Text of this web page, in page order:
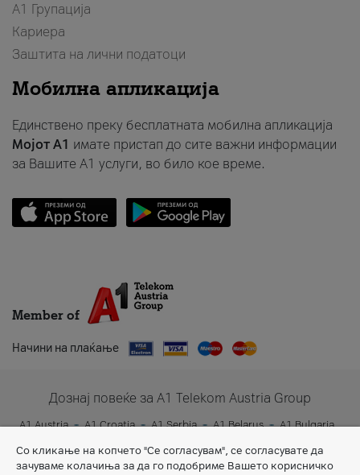
А1 Групација
Кариера
Заштита на лични податоци
Мобилна апликација
Единствено преку бесплатната мобилна апликација
Мојот A1 имате пристап до сите важни информации
за Вашите A1 услуги, во било кое време.
Member of
Начини на плаќање
Дознај повеќе за A1 Telekom Austria Group
A1 Austria A1 Croatia A1 Serbia A1 Belarus
A1 Bulgaria
A1 Slovenia
A1 Digital
Со кликање на копчето "Се согласувам", се согласувате да
зачуваме колачиња за да го подобриме Вашето корисничко